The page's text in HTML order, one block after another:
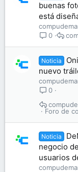
buenas
está
0
Noticia
nuevo
0
Foro de
Noticia
negocio
usuarios